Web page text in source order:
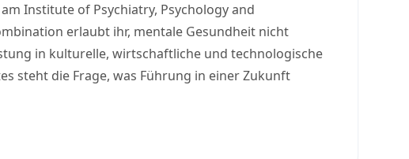
Institute of Psychiatry, Psychology and
erlaubt ihr, mentale Gesundheit nicht
in kulturelle, wirtschaftliche und technologische
steht die Frage, was Führung in einer Zukunft